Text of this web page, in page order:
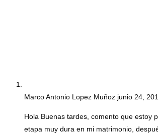
Marco Antonio Lopez Muñoz junio 24,
Hola Buenas tardes, comento que estoy
etapa muy dura en mi matrimonio,